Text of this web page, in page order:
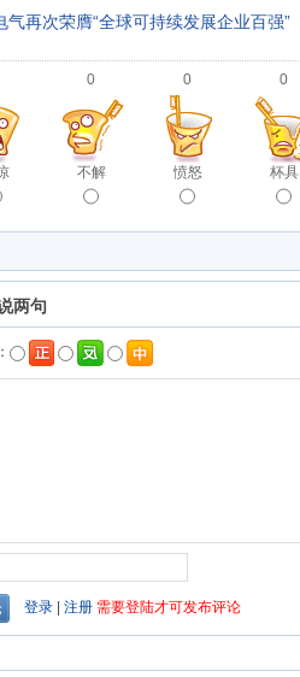
气再次荣膺“全球可持续发展企业百强”
0
不解
0
愤怒
0
杯具